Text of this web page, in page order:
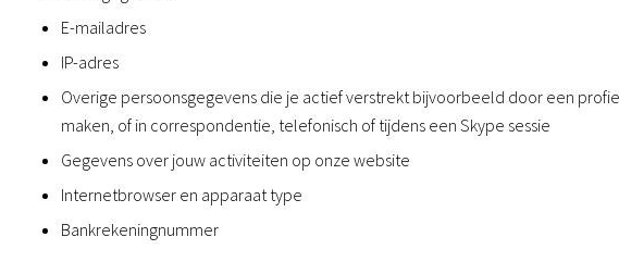
E-mailadres
IP-adres
Overige persoonsgegevens die je actief verstrekt bijvoorbeeld door een
maken, of in correspondentie, telefonisch of tijdens een Skype sessie
Gegevens over jouw activiteiten op onze website
Internetbrowser en apparaat type
Bankrekeningnummer